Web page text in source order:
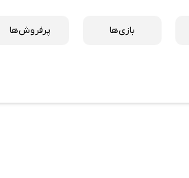
بازی‌ها پرفروش‌ها